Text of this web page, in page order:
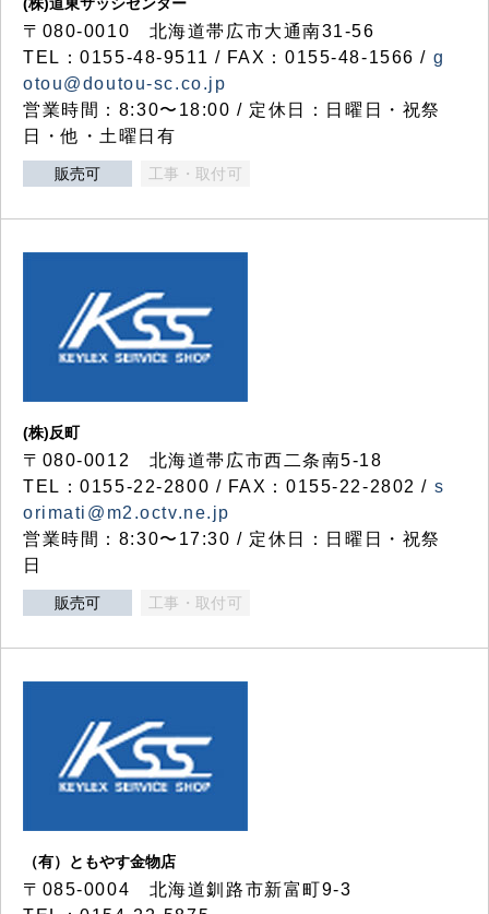
〒080-0010 北海道帯広市大通南31-56
TEL：0155-48-9511 / FAX：0155-48-1566 / g
otou@doutou-sc.co.jp
営業時間：8:30〜18:00 / 定休日：日曜日・祝祭
日・他・土曜日有
販売可 工事・取付可
(株)反町
〒080-0012 北海道帯広市西二条南5-18
TEL：0155-22-2800 / FAX：0155-22-2802 / s
orimati@m2.octv.ne.jp
営業時間：8:30〜17:30 / 定休日：日曜日・祝祭
日
販売可 工事・取付可
（有）ともやす金物店
〒085-0004 北海道釧路市新富町9-3